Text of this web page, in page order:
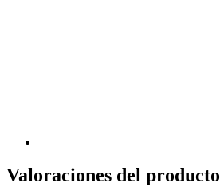
Valoraciones del producto